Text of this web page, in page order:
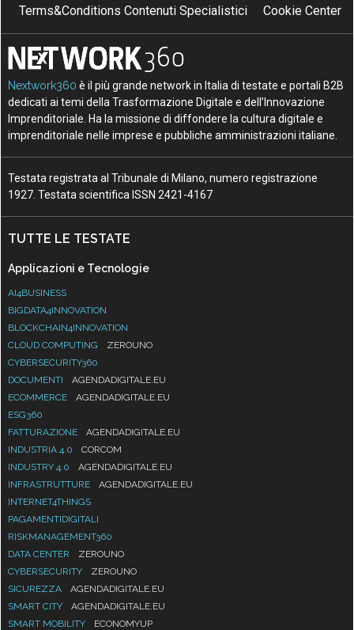
Terms&Conditions Contenuti Specialistici
Cookie Center
Nextwork360 è il più grande network in Italia di testate e portali B2B
dedicati ai temi della Trasformazione Digitale e dell’Innovazione
Imprenditoriale. Ha la missione di diffondere la cultura digitale e
imprenditoriale nelle imprese e pubbliche amministrazioni italiane.
Testata registrata al Tribunale di Milano, numero registrazione
1927. Testata scientifica ISSN 2421-4167
TUTTE LE TESTATE
Applicazioni e Tecnologie
AI4BUSINESS
BIGDATA4INNOVATION
BLOCKCHAIN4INNOVATION
CLOUD COMPUTING
ZEROUNO
CYBERSECURITY360
DOCUMENTI
AGENDADIGITALE.EU
ECOMMERCE
AGENDADIGITALE.EU
ESG360
FATTURAZIONE
AGENDADIGITALE.EU
INDUSTRIA 4.0
CORCOM
INDUSTRY 4.0
AGENDADIGITALE.EU
INFRASTRUTTURE
AGENDADIGITALE.EU
INTERNET4THINGS
PAGAMENTIDIGITALI
RISKMANAGEMENT360
DATA CENTER
ZEROUNO
CYBERSECURITY
ZEROUNO
SICUREZZA
AGENDADIGITALE.EU
SMART CITY
AGENDADIGITALE.EU
SMART MOBILITY
ECONOMYUP